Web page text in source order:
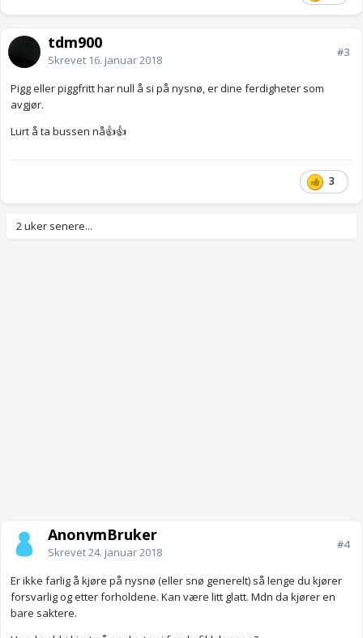
tdm900
Skrevet 16. januar 2018
#3
Pigg eller piggfritt har null å si på nysnø, er dine ferdigheter som
avgjør.
Lurt å ta bussen nå👍👍
3
2 uker senere...
AnonymBruker
Skrevet24. januar 2018
#4
Er ikke farlig å kjøre på nysnø (eller snø generelt) så lenge du kjører
forsvarlig og etter forholdene. Kan være litt glatt. Mdn da kjører en
bare saktere.